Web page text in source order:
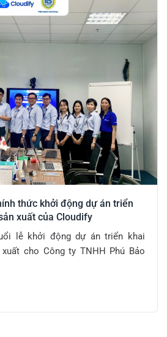
thức khởi động dự án triển
xuất của Cloudify
lễ khởi động dự án triển khai
xuất cho Công ty TNHH Phú Bảo